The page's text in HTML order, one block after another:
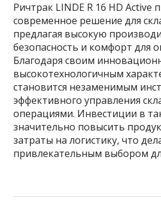
Ричтрак LINDE R 16 HD Active
современное решение для
предлагая высокую
безопасность и комфорт для
Благодаря своим
высокотехнологичным
становится незаменимым
эффективного управления
операциями. Инвестиции в
значительно повысить
затраты на логистику, что
привлекательным выбором